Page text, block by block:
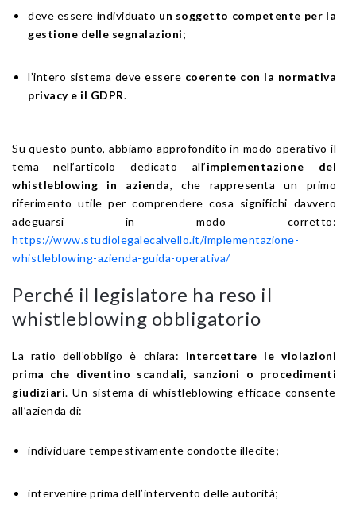
deve essere individuato un soggetto competente per la
gestione delle segnalazioni;
l’intero sistema deve essere coerente con la normativa
privacy e il GDPR.
Su questo punto, abbiamo approfondito in modo operativo il
tema nell’articolo dedicato all’implementazione del
whistleblowing in azienda, che rappresenta un primo
riferimento utile per comprendere cosa significhi davvero
adeguarsi in modo corretto:
https://www.studiolegalecalvello.it/implementazione-
whistleblowing-azienda-guida-operativa/
Perché il legislatore ha reso il
whistleblowing obbligatorio
La ratio dell’obbligo è chiara: intercettare le violazioni
prima che diventino scandali, sanzioni o procedimenti
giudiziari. Un sistema di whistleblowing efficace consente
all’azienda di:
individuare tempestivamente condotte illecite;
intervenire prima dell’intervento delle autorità;